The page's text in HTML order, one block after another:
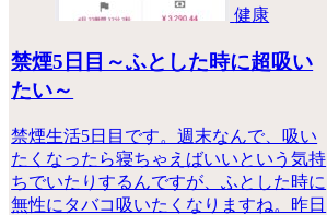
健康
禁煙5日目～ふとした時に超吸い
たい～
禁煙生活5日目です。週末なんで、吸い
たくなったら寝ちゃえばいいという気持
ちでいたりするんですが、ふとした時に
無性にタバコ吸いたくなりますね。昨日